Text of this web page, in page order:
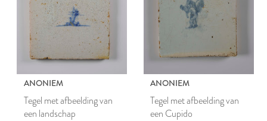
ANONIEM
Tegel met afbeelding van
een landschap
ANONIEM
Tegel met afbeelding van
een Cupido